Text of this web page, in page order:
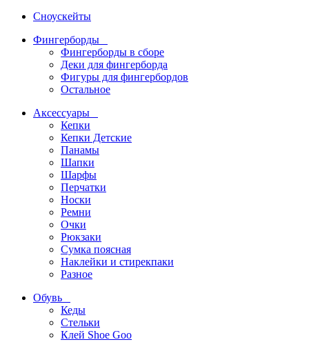
Сноускейты
Фингерборды
Фингерборды в сборе
Деки для фингерборда
Фигуры для фингербордов
Остальное
Аксессуары
Кепки
Кепки Детские
Панамы
Шапки
Шарфы
Перчатки
Носки
Ремни
Очки
Рюкзаки
Сумка поясная
Наклейки и стирекпаки
Разное
Обувь
Кеды
Стельки
Клей Shoe Goo